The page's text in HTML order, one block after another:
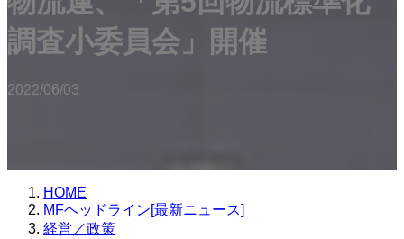
調査小委員会」開催
2022/06/03
HOME
MFヘッドライン[最新ニュース]
経営／政策